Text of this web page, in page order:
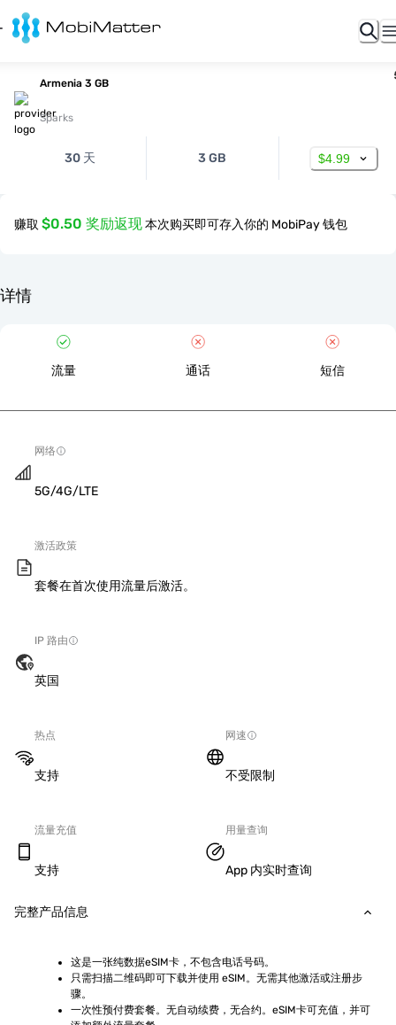
Armenia 3 GB
Sparks
30 天 3 GB $4.99
赚取 $0.50 奖励返现本次购买即可存入你的 MobiPay 钱包
详情
流量 通话 短信
网络
5G/4G/LTE
激活政策
套餐在首次使用流量后激活。
IP 路由
英国
热点
支持
网速
不受限制
流量充值
支持
用量查询
App 内实时查询
完整产品信息
这是一张纯数据eSIM卡，不包含电话号码。
只需扫描二维码即可下载并使用 eSIM。无需其他激活或注册步
骤。
一次性预付费套餐。无自动续费，无合约。eSIM卡可充值，并可